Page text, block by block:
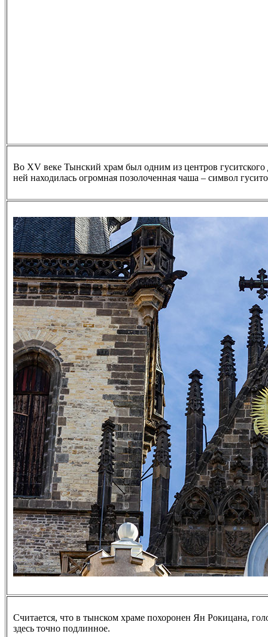
Во XV веке Тынский храм был одним из центров
ней находилась огромная позолоченная чаша – символ
Считается, что в тынском храме похоронен Ян Рокицана,
здесь точно подлинное.